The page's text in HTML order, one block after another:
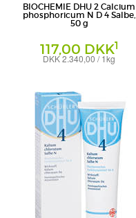
BIOCHEMIE DHU 2 Calcium
phosphoricum N D 4 Salbe,
50 g
117,00 DKK1
DKK 2.340,00 / 1kg